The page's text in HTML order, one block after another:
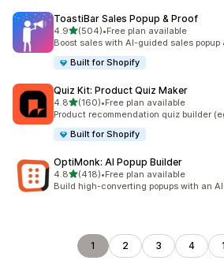
ToastiBar Sales Popup & Proof
4.9เต็ม 5 ดาว
(504)
ทั้งหมด 504 รีวิว
•Free plan available
Boost sales with AI-guided sales popup
Built for Shopify
Quiz Kit: Product Quiz Maker
4.8เต็ม 5 ดาว
(160)
ทั้งหมด 160 รีวิว
•Free plan available
Product recommendation quiz builder
Built for Shopify
OptiMonk: AI Popup Builder
4.8เต็ม 5 ดาว
(418)
ทั้งหมด 418 รีวิว
•Free plan available
Build high-converting popups with an
1 2 3 4